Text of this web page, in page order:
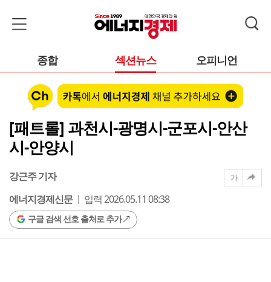
종합 섹션뉴스 오피니언
[패트롤] 과천시-광명시-군포시-안산
시-안양시
강근주 기자
에너지경제신문
입력 2026.05.11 08:38
구글 검색 선호 출처로 추가
가